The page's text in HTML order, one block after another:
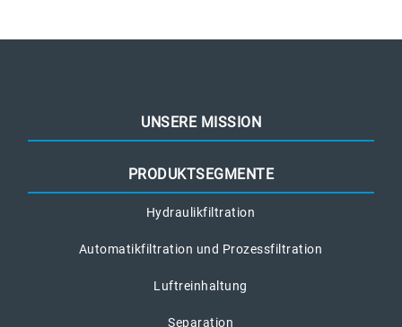
UNSERE MISSION
PRODUKTSEGMENTE
Hydraulikfiltration
Automatikfiltration und Prozessfiltration
Luftreinhaltung
Separation